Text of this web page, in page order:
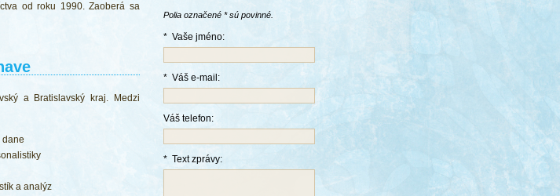
od roku 1990. Zaoberá sa
a Bratislavský kraj. Medzi
dane
a analýz
Polia označené *sú povinné.
*Vaše jméno:
*Váš e-mail:
Váš telefon:
*Text zprávy: